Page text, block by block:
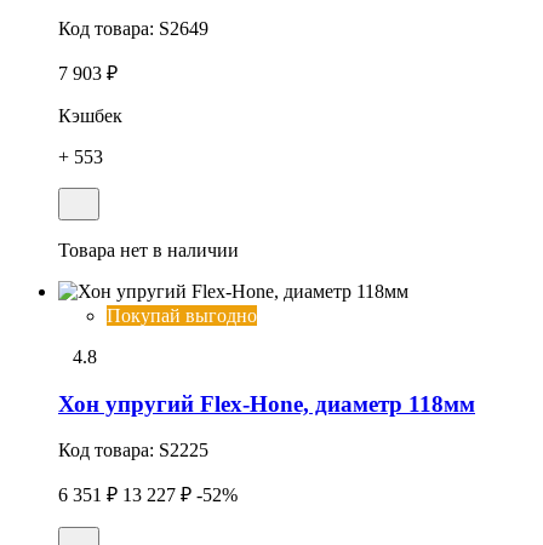
Код товара: S2649
7 903 ₽
Кэшбек
+ 553
Товара нет в наличии
Покупай выгодно
4.8
Хон упpугий Flex-Hone, диаметр 118мм
Код товара: S2225
6 351 ₽ 13 227 ₽ -52%